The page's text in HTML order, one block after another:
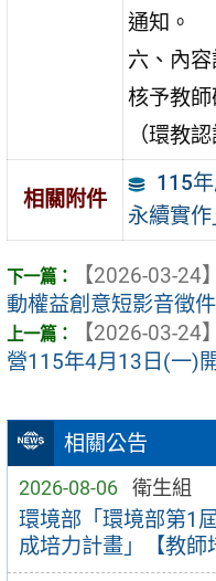
相關公告
2026-08-06 衛生組
環境部「環境部第1
成培力計畫」【教師
通知。
六、內
核予教
（環教
相關附件
115
永續實
【2026-03-24】
動權益創意短影音徵件
【2026-03-24】
營115年4月13日(一)